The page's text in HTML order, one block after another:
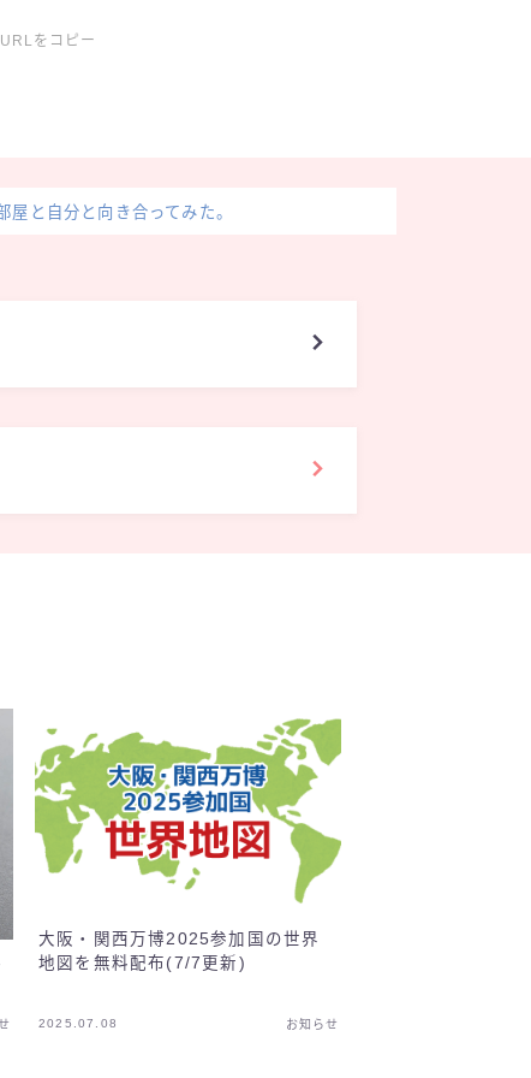
URLをコピー
屋と自分と向き合ってみた。
大阪・関西万博2025参加国の世界
地図を無料配布(7/7更新)
2025.07.08 お知らせ